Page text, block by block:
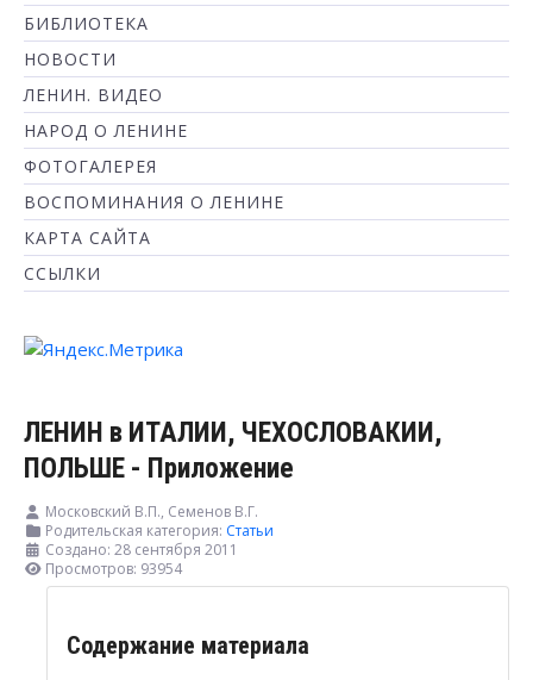
БИБЛИОТЕКА
НОВОСТИ
ЛЕНИН. ВИДЕО
НАРОД О ЛЕНИНЕ
ФОТОГАЛЕРЕЯ
ВОСПОМИНАНИЯ О ЛЕНИНЕ
КАРТА САЙТА
ССЫЛКИ
ЛЕНИН в ИТАЛИИ, ЧЕХОСЛОВАКИИ,
ПОЛЬШЕ - Приложение
Московский В.П., Семенов В.Г.
Родительская категория: Статьи
Создано: 28 сентября 2011
Просмотров: 93954
Содержание материала